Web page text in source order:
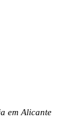
em Alicante